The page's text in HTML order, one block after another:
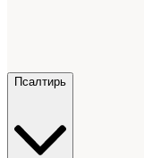
Псалтирь